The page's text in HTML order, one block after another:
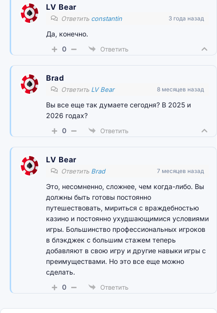
LV Bear
Ответить constantin 3 года назад
Да, конечно.
0
Ответить
Brad
Ответить LV Bear 8 месяцев назад
Вы все еще так думаете сегодня? В 2025 и
2026 годах?
0
Ответить
LV Bear
Ответить Brad 7 месяцев назад
Это, несомненно, сложнее, чем когда-либо. Вы
должны быть готовы постоянно
путешествовать, мириться с враждебностью
казино и постоянно ухудшающимися условиями
игры. Большинство профессиональных игроков
в блэкджек с большим стажем теперь
добавляют в свою игру и другие навыки игры с
преимуществами. Но это все еще можно
сделать.
0
Ответить